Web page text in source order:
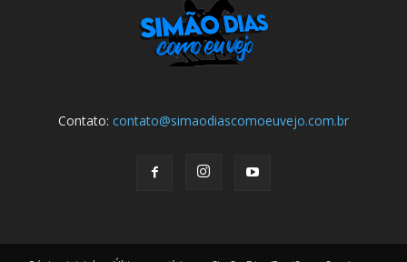
Contato: contato@simaodiascomoeuvejo.com.br